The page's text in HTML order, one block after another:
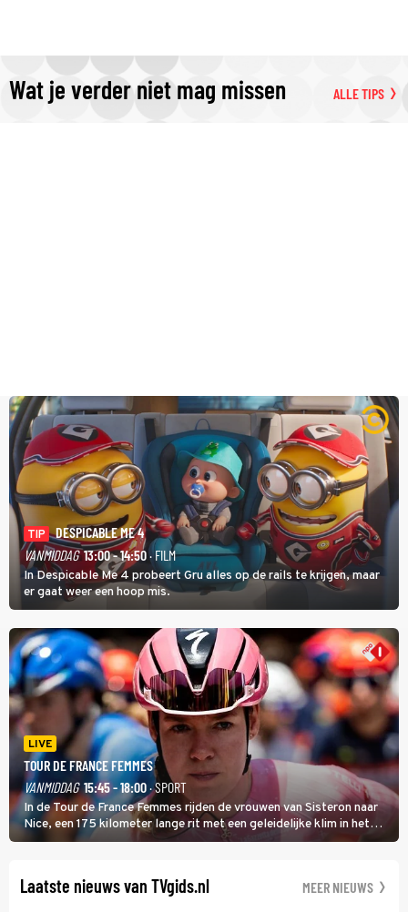
Wat je verder niet mag missen ALLE TIPS
TIP
DESPICABLE ME 4
VANMIDDAG 13:00 - 14:50· FILM
In Despicable Me 4 probeert Gru alles op de rails te krijgen, maar
er gaat weer een hoop mis.
LIVE
TOUR DE FRANCE FEMMES
VANMIDDAG 15:45 - 18:00· SPORT
In de Tour de France Femmes rijden de vrouwen van Sisteron naar
Nice, een 175 kilometer lange rit met een geleidelijke klim in het
midden. Dat is mogelijk niet de zwaarste hindernis, dat is de
Laatste nieuws van TVgids.nl MEER NIEUWS